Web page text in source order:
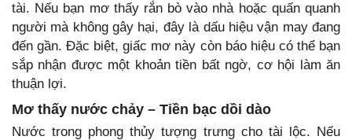
tài. Nếu bạn mơ thấy rắn bò vào nhà hoặc quấn quanh
người mà không gây hại, đây là dấu hiệu vận may đang
đến gần. Đặc biệt, giấc mơ này còn báo hiệu có thể bạn
sắp nhận được một khoản tiền bất ngờ, cơ hội làm ăn
thuận lợi.
Mơ thấy nước chảy – Tiền bạc dồi dào
Nước trong phong thủy tượng trưng cho tài lộc. Nếu